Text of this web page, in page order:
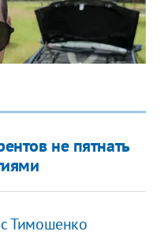
не пятнать
Тимошенко